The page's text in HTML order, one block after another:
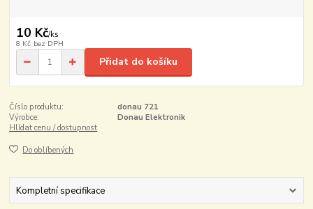
10 Kč/ks
8 Kč bez DPH
Přidat do košíku
Číslo produktu:
donau 721
Výrobce:
Donau Elektronik
Hlídat cenu / dostupnost
Do oblíbených
Kompletní specifikace